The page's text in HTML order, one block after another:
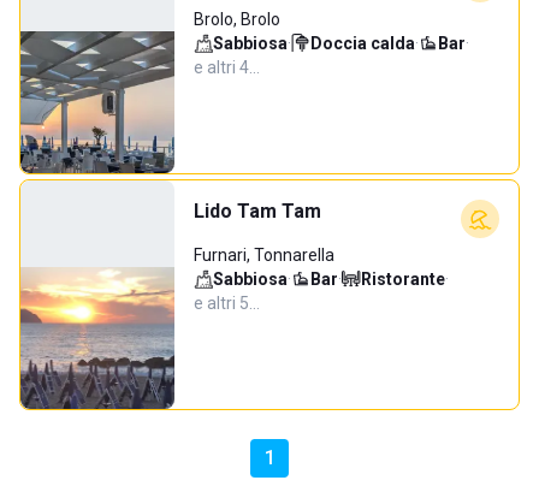
Brolo, Brolo
Sabbiosa· Doccia calda· Bar·
e altri 4…
Lido Tam Tam
Furnari, Tonnarella
Sabbiosa· Bar· Ristorante·
e altri 5…
1